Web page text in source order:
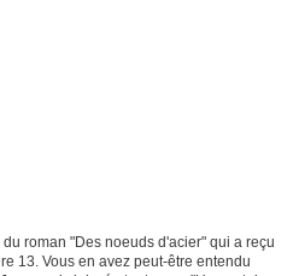
roman "Des noeuds d'acier" qui a reçu
13. Vous en avez peut-être entendu